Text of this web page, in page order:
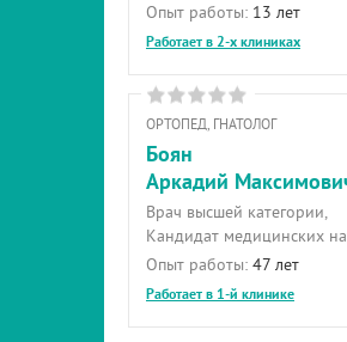
Опыт работы: 13 лет
Работает в 2-х клиниках
ОРТОПЕД, ГНАТОЛОГ
Боян
Аркадий
Врач высшей категории,
Кандидат медицинских
Опыт работы: 47 лет
Работает в 1-й клинике